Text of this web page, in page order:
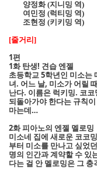
양정화(지니밍 역)
여민정 (럭티밍 역)
조현정 (키키밍 역)
[줄거리]
1편
1화 탄생! 견습 엔젤
초등학교 5학년인 미소는
녀. 어느 날, 미소가 어릴
난다. 이름은 럭키밍. 코
되돌아가야 한다는 규칙
마는데…
2화 피아노의 엔젤 멜로밍
미소네 집에 새로운 코코
부터 미소를 만나고 싶었
명의 인간과 계약할 수 있
다는 걸 안 멜로밍은 그